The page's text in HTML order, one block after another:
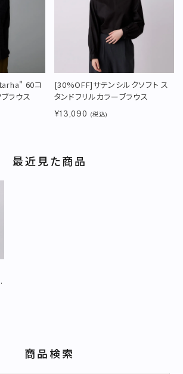
60コ
ラウス
[30%OFF]サテンシルクソフト ス
タンドフリルカラーブラウス
¥13,090 (税込)
最近見た商品
商品検索